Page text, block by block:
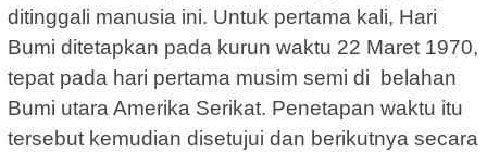
ditinggali manusia ini. Untuk pertama kali, Hari
Bumi ditetapkan pada kurun waktu 22 Maret 1970,
tepat pada hari pertama musim semi di belahan
Bumi utara Amerika Serikat. Penetapan waktu itu
tersebut kemudian disetujui dan berikutnya secara